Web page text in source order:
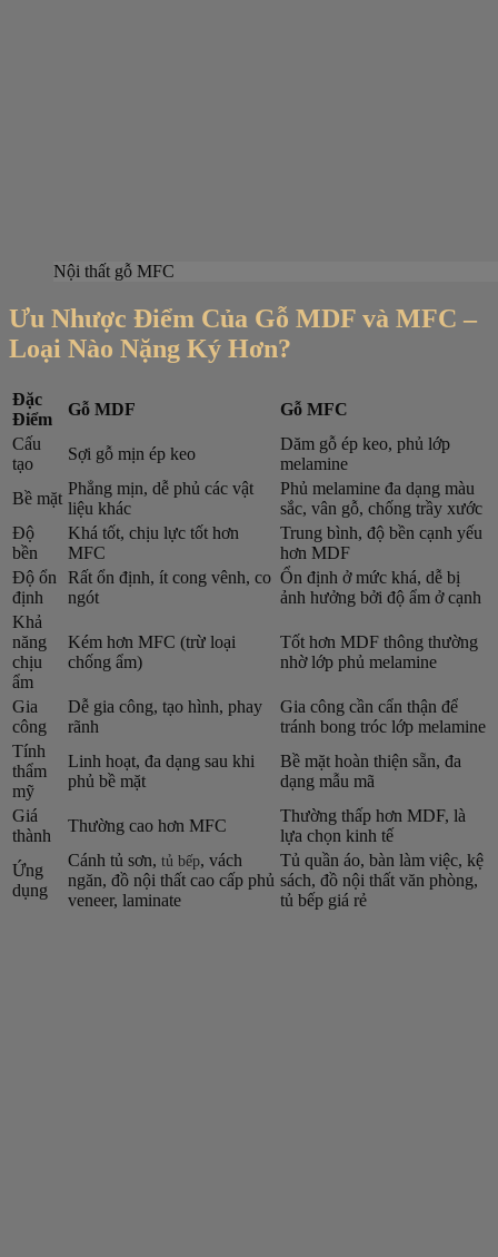
Nội thất gỗ MFC
Ưu Nhược Điểm Của Gỗ MDF và MFC –
Loại Nào Nặng Ký Hơn?
Đặc
Điểm
Gỗ MDF
Gỗ MFC
Cấu
tạo
Sợi gỗ mịn ép keo
Dăm gỗ ép keo, phủ lớp
melamine
Bề mặt
Phẳng mịn, dễ phủ các vật
liệu khác
Phủ melamine đa dạng màu
sắc, vân gỗ, chống trầy xước
Độ
bền
Khá tốt, chịu lực tốt hơn
MFC
Trung bình, độ bền cạnh yếu
hơn MDF
Độ ổn
định
Rất ổn định, ít cong vênh, co
ngót
Ổn định ở mức khá, dễ bị
ảnh hưởng bởi độ ẩm ở cạnh
Khả
năng
chịu
ẩm
Kém hơn MFC (trừ loại
chống ẩm)
Tốt hơn MDF thông thường
nhờ lớp phủ melamine
Gia
công
Dễ gia công, tạo hình, phay
rãnh
Gia công cần cẩn thận để
tránh bong tróc lớp melamine
Tính
thẩm
mỹ
Linh hoạt, đa dạng sau khi
phủ bề mặt
Bề mặt hoàn thiện sẵn, đa
dạng mẫu mã
Giá
thành
Thường cao hơn MFC
Thường thấp hơn MDF, là
lựa chọn kinh tế
Ứng
dụng
Cánh tủ sơn, tủ bếp, vách
ngăn, đồ nội thất cao cấp phủ
veneer, laminate
Tủ quần áo, bàn làm việc, kệ
sách, đồ nội thất văn phòng,
tủ bếp giá rẻ